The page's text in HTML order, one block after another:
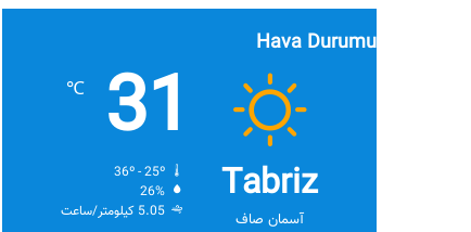
Hava Durumu
Tabriz
آسمان صاف
31
℃
26%
5.05 کیلومتر/ساعت